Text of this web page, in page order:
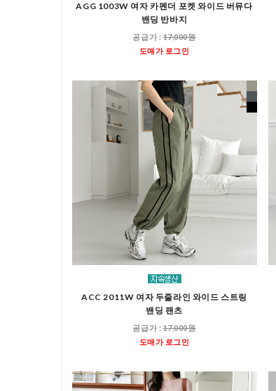
AGG 1003W 여자 카펜더 포켓 와이드 버뮤다
밴딩 반바지
공급가 :17,000원
도매가 로그인
ACC 2011W 여자 두줄라인 와이드 스트링
밴딩 팬츠
공급가 :17,000원
도매가 로그인